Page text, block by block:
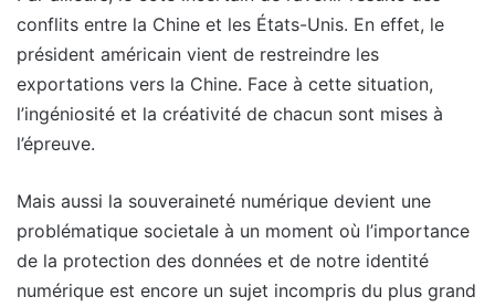
conflits entre la Chine et les États-Unis. En effet, le
président américain vient de restreindre les
exportations vers la Chine. Face à cette situation,
l’ingéniosité et la créativité de chacun sont mises à
l’épreuve.
Mais aussi la souveraineté numérique devient une
problématique societale à un moment où l’importance
de la protection des données et de notre identité
numérique est encore un sujet incompris du plus grand